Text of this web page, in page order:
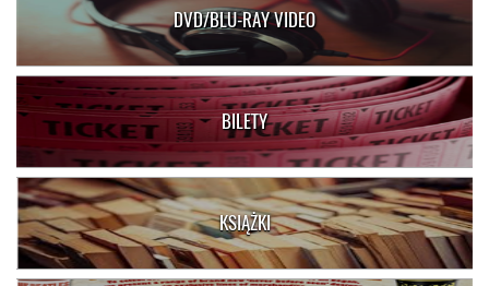
DVD/BLU-RAY VIDEO
BILETY
KSIĄŻKI